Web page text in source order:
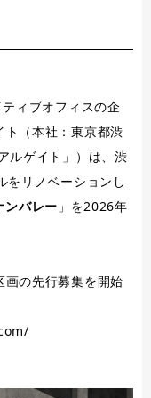
ィブオフィスの企
（本社：東京都渋
ルゲイト」）は、渋
をリノベーションし
ンバレー 」を2026年
の先行募集を開始